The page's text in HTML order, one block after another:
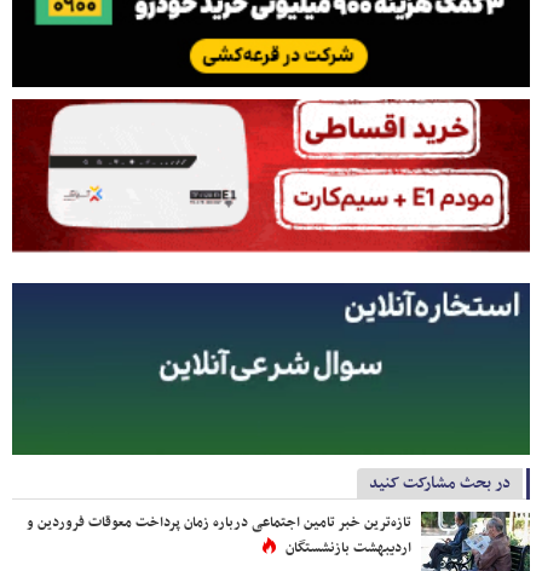
در بحث مشارکت کنید
تازه‌ترین خبر تامین اجتماعی درباره زمان پرداخت معوقات فروردین و
اردیبهشت بازنشستگان